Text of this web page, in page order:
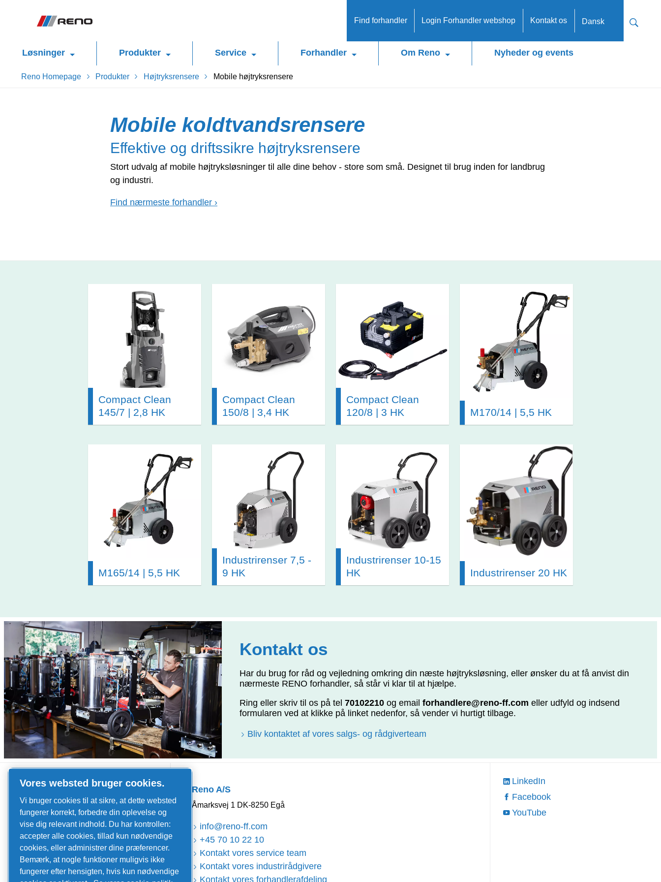
Dansk
Find forhandler Login Forhandler webshop Kontakt os
Løsninger Produkter Service Forhandler Om Reno Nyheder og events
Reno Homepage Produkter Højtryksrensere Mobile højtryksrensere
Mobile koldtvandsrensere
Effektive og driftssikre højtryksrensere
Stort udvalg af mobile højtryksløsninger til alle dine behov - store som små. Designet til brug inden for landbrug
og industri.
Find nærmeste forhandler ›
Compact Clean
145/7 | 2,8 HK
Compact Clean
150/8 | 3,4 HK
Compact Clean
120/8 | 3 HK
M170/14 | 5,5 HK
M165/14 | 5,5 HK
Industrirenser 7,5 -
9 HK
Industrirenser 10-15
HK
Industrirenser 20 HK
Kontakt os
Har du brug for råd og vejledning omkring din næste højtryksløsning, eller ønsker du at få anvist din
nærmeste RENO forhandler, så står vi klar til at hjælpe.
Ring eller skriv til os på tel 70102210og email forhandlere@reno-ff.com eller udfyld og indsend
formularen ved at klikke på linket nedenfor, så vender vi hurtigt tilbage.
Bliv kontaktet af vores salgs- og rådgiverteam
Quick Links
Job og karriere
Nyheder og events
Kataloger og brochurer
Salgs- og leveringsbetingelser
Service
Reno A/S
Åmarksvej 1 DK-8250 Egå
info@reno-ff.com
+45 70 10 22 10
Kontakt vores service team
Kontakt vores industrirådgivere
Kontakt vores forhandlerafdeling
LinkedIn
Facebook
YouTube
Vores websted bruger cookies.
Vi bruger cookies til at sikre, at dette websted
fungerer korrekt, forbedre din oplevelse og
vise dig relevant indhold. Du har kontrollen:
accepter alle cookies, tillad kun nødvendige
cookies, eller administrer dine præferencer.
Bemærk, at nogle funktioner muligvis ikke
fungerer efter hensigten, hvis kun nødvendige